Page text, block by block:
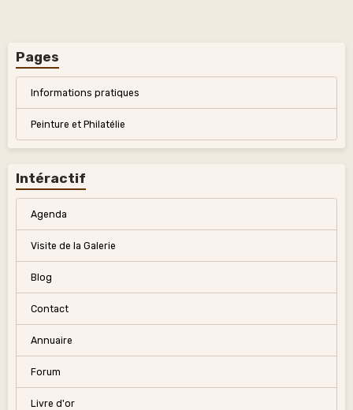
Pages
Informations pratiques
Peinture et Philatélie
Intéractif
Agenda
Visite de la Galerie
Blog
Contact
Annuaire
Forum
Livre d'or